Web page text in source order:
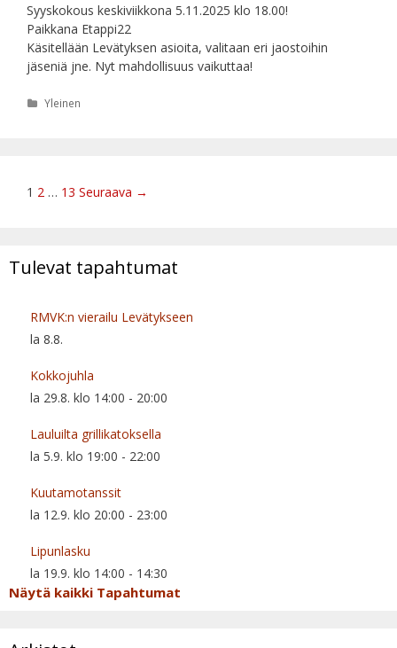
Syyskokous keskiviikkona 5.11.2025 klo 18.00!
Paikkana Etappi22
Käsitellään Levätyksen asioita, valitaan eri jaostoihin
jäseniä jne. Nyt mahdollisuus vaikuttaa!
Kategoriat
Yleinen
Artikkelien
1 2 … 13 Seuraava →
Tulevat tapahtumat
RMVK:n vierailu Levätykseen
la 8.8.
Kokkojuhla
la 29.8. klo 14:00 - 20:00
Lauluilta grillikatoksella
la 5.9. klo 19:00 - 22:00
Kuutamotanssit
la 12.9. klo 20:00 - 23:00
Lipunlasku
la 19.9. klo 14:00 - 14:30
Näytä kaikki Tapahtumat